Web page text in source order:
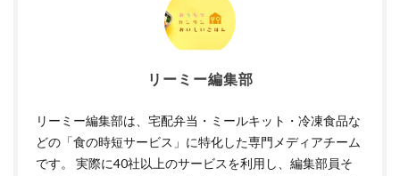
リーミー編集部
リーミー編集部は、宅配弁当・ミールキット・冷凍食品な
どの「食の時短サービス」に特化した専門メディアチーム
です。 実際に40社以上のサービスを利用し、編集部員そ